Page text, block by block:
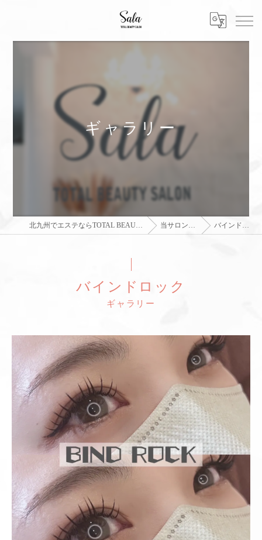
ギャラリー
北九州でエステならTOTAL BEAUTY SALON sala 当サロンの特徴 バインドロック
ギャラリー
バインドロック